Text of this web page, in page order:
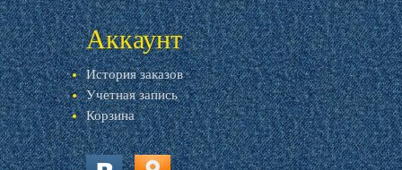
Аккаунт
История заказов
Учетная запись
Корзина